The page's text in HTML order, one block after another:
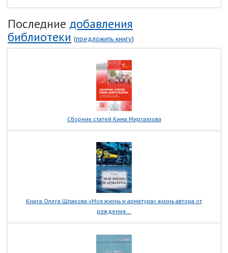
Последние добавления
библиотеки (предложить книгу)
Сборник статей Кима Миргаязова
Книга Олега Шпакова «Моя жизнь и арматура» жизнь автора от
рождения...